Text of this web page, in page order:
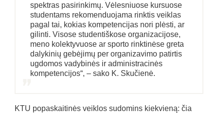
spektras pasirinkimų. Vėlesniuose kursuose
studentams rekomenduojama rinktis veiklas
pagal tai, kokias kompetencijas nori plėsti, ar
gilinti. Visose studentiškose organizacijose,
meno kolektyvuose ar sporto rinktinėse greta
dalykinių gebėjimų per organizavimo patirtis
ugdomos vadybinės ir administracinės
kompetencijos“, – sako K. Skučienė.
KTU popaskaitinės veiklos sudomins kiekvieną: čia